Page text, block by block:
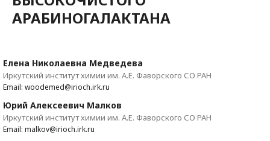
АРАБИНОГАЛАКТАНА
Елена Николаевна Медведева
Иркутский институт химии им. А.Е. Фаворского СО РАН
Email: woodemed@irioch.irk.ru
Юрий Алексеевич Малков
Иркутский институт химии им. А.Е. Фаворского СО РАН
Email: malkov@irioch.irk.ru